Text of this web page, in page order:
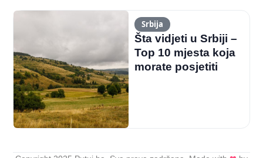
Srbija
Šta vidjeti u Srbiji –
Top 10 mjesta koja
morate posjetiti